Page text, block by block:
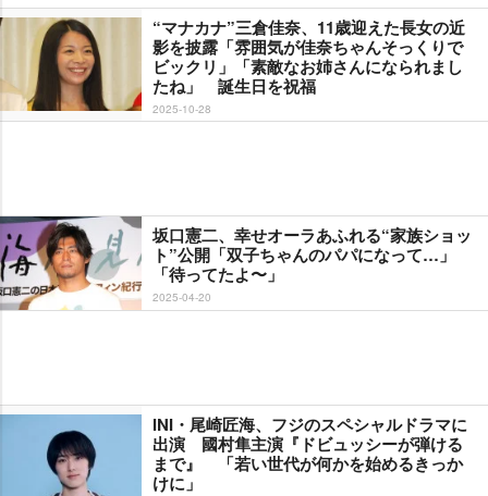
“マナカナ”三倉佳奈、11歳迎えた長女の近
影を披露「雰囲気が佳奈ちゃんそっくりで
ビックリ」「素敵なお姉さんになられまし
たね」 誕生日を祝福
2025-10-28
坂口憲二、幸せオーラあふれる“家族ショッ
ト”公開「双子ちゃんのパパになって…」
「待ってたよ〜」
2025-04-20
INI・尾崎匠海、フジのスペシャルドラマに
出演 國村隼主演『ドビュッシーが弾ける
まで』 「若い世代が何かを始めるきっか
けに」